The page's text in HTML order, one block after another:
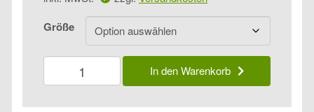
Größe
Seika
Langarm
Shirt
In den Warenkorb